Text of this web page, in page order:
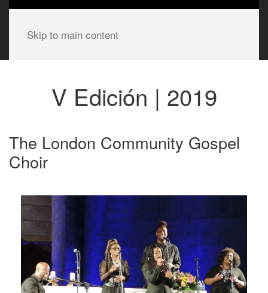
Skip to main content
V Edición | 2019
The London Community Gospel
Choir